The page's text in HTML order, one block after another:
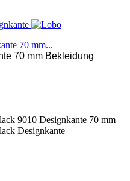
70 mm...
70 mm Bekleidung